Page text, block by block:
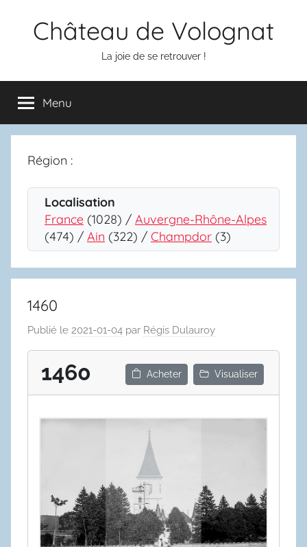
Château de Volognat
La joie de se retrouver !
Menu
Région :
Localisation
France (1028) / Auvergne-Rhône-Alpes
(474) / Ain (322) / Champdor (3)
1460
Publié le 2021-01-04 par Régis Dulauroy
1460 Acheter Visualiser